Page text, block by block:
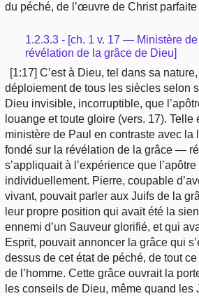
du péché, de l’œuvre de Christ
1.2.3.3 - [ch. 1 v. 17 — Ministère
révélation de la grâce de Dieu]
[1:17] C’est à Dieu, tel dans sa
déploiement de tous les siècles selon
Dieu invisible, incorruptible, que
louange et toute gloire (vers. 17). Telle
ministère de Paul en contraste avec la
fondé sur la révélation de la grâce —
s’appliquait à l’expérience que
individuellement. Pierre, coupable
vivant, pouvait parler aux Juifs de la
leur propre position qui avait été la
ennemi d’un Sauveur glorifié, et qui
Esprit, pouvait annoncer la grâce qui
dessus de cet état de péché, de tout
de l’homme. Cette grâce ouvrait la
les conseils de Dieu, même quand les